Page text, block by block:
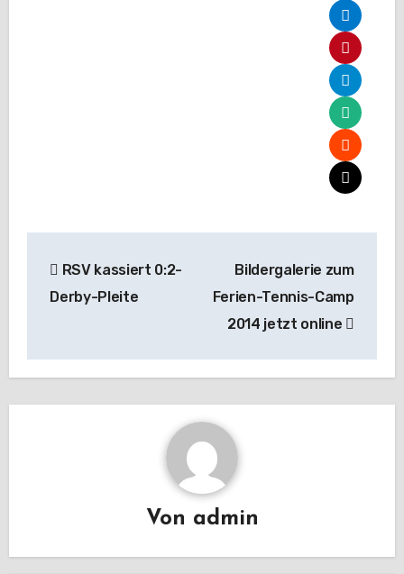
RSV kassiert 0:2-
Derby-Pleite
Bildergalerie zum
Ferien-Tennis-Camp
2014 jetzt online
Von admin